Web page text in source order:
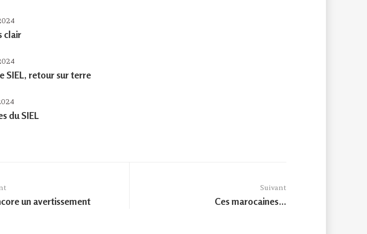
clair
SIEL, retour sur terre
du SIEL
un avertissement
Suivant
Ces marocaines…